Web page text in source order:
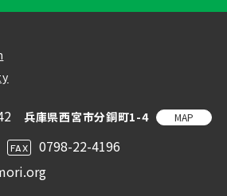
兵庫県西宮市分銅町1-4 MAP
FAX 0798-22-4196